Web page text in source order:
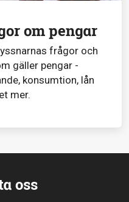
om pengar
frågor och
gäller pengar -
konsumtion, lån
mer.
oss